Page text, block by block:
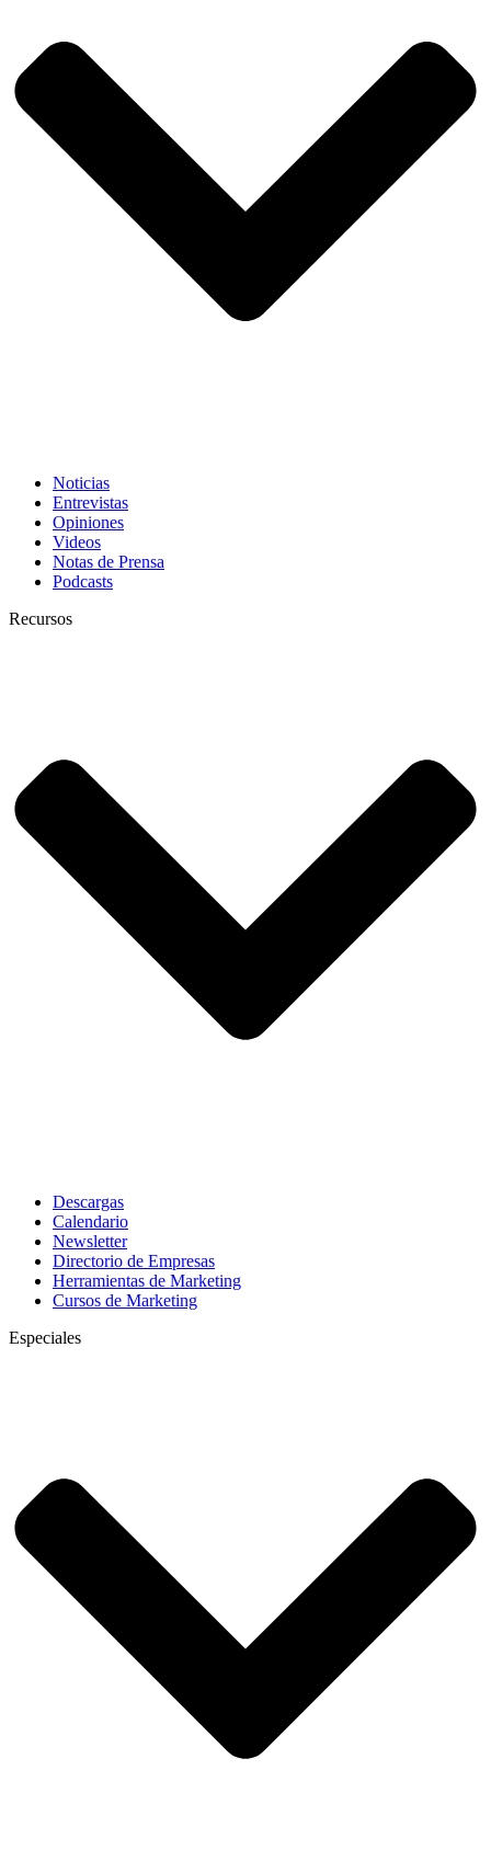
Noticias
Entrevistas
Opiniones
Videos
Notas de Prensa
Podcasts
Recursos
Descargas
Calendario
Newsletter
Directorio de Empresas
Herramientas de Marketing
Cursos de Marketing
Especiales